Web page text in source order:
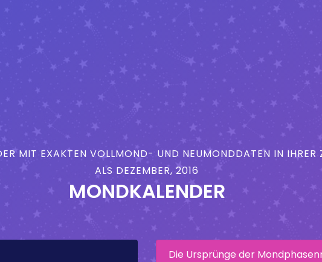
MIT EXAKTEN VOLLMOND- UND NEUMONDDATEN IN IHRER
ALS DEZEMBER, 2016
MONDKALENDER
Die Ursprünge der